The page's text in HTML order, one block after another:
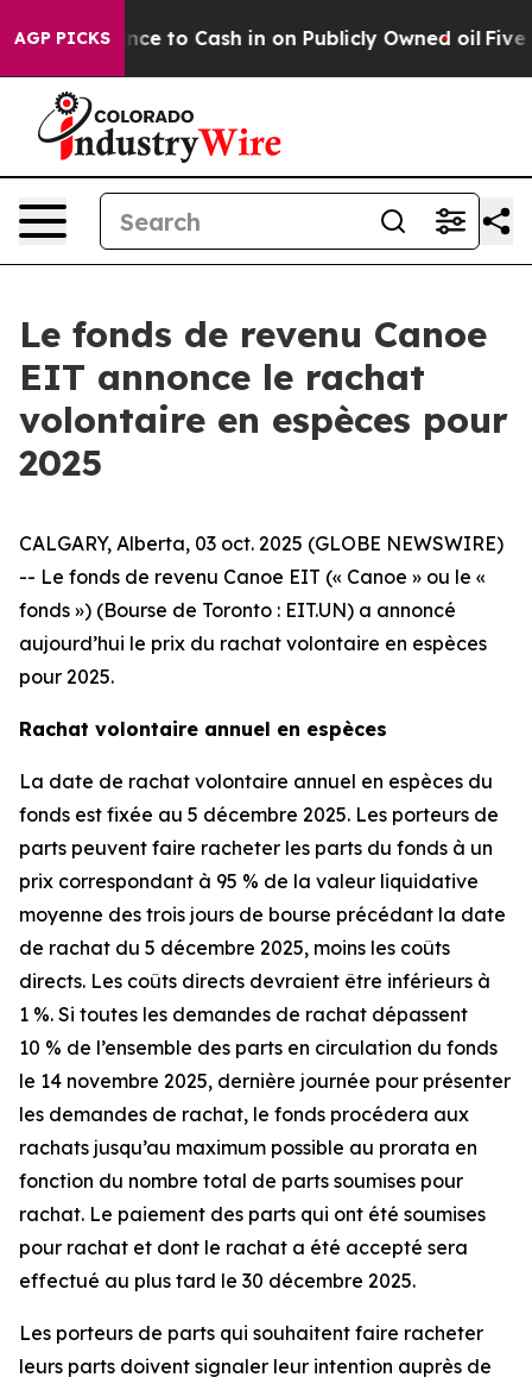
AGP PICKS
Chance to Cash in on Publicly Owned oil Five
Le fonds de revenu Canoe
EIT annonce le rachat
volontaire en espèces pour
2025
CALGARY, Alberta, 03 oct. 2025 (GLOBE NEWSWIRE)
-- Le fonds de revenu Canoe EIT (« Canoe » ou le «
fonds ») (Bourse de Toronto : EIT.UN) a annoncé
aujourd’hui le prix du rachat volontaire en espèces
pour 2025.
Rachat volontaire annuel en espèces
La date de rachat volontaire annuel en espèces du
fonds est fixée au 5 décembre 2025. Les porteurs de
parts peuvent faire racheter les parts du fonds à un
prix correspondant à 95 % de la valeur liquidative
moyenne des trois jours de bourse précédant la date
de rachat du 5 décembre 2025, moins les coûts
directs. Les coûts directs devraient être inférieurs à
1 %. Si toutes les demandes de rachat dépassent
10 % de l’ensemble des parts en circulation du fonds
le 14 novembre 2025, dernière journée pour présenter
les demandes de rachat, le fonds procédera aux
rachats jusqu’au maximum possible au prorata en
fonction du nombre total de parts soumises pour
rachat. Le paiement des parts qui ont été soumises
pour rachat et dont le rachat a été accepté sera
effectué au plus tard le 30 décembre 2025.
Les porteurs de parts qui souhaitent faire racheter
leurs parts doivent signaler leur intention auprès de